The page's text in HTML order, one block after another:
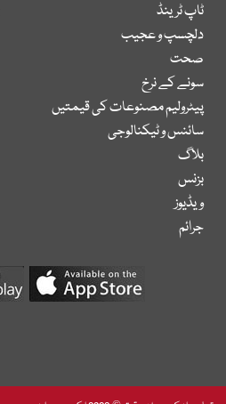
ٹاپ ٹرینڈ
دلچسپ و عجیب
صحت
سونے کے نرخ
پیٹرولیم مصنوعات کی قیمتیں
سائنس و ٹیکنالوجی
بلاگ
بزنس
ویڈیوز
جرائم